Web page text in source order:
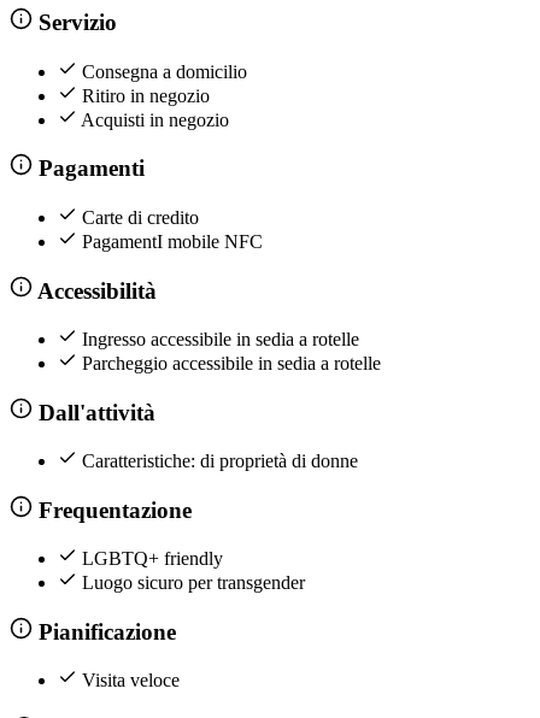
Servizio
Consegna a domicilio
Ritiro in negozio
Acquisti in negozio
Pagamenti
Carte di credito
PagamentI mobile NFC
Accessibilità
Ingresso accessibile in sedia a rotelle
Parcheggio accessibile in sedia a rotelle
Dall'attività
Caratteristiche: di proprietà di donne
Frequentazione
LGBTQ+ friendly
Luogo sicuro per transgender
Pianificazione
Visita veloce